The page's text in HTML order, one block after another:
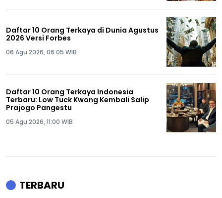
Daftar 10 Orang Terkaya di Dunia Agustus
2026 Versi Forbes
06 Agu 2026, 06:05 WIB
Daftar 10 Orang Terkaya Indonesia
Terbaru: Low Tuck Kwong Kembali Salip
Prajogo Pangestu
05 Agu 2026, 11:00 WIB
TERBARU